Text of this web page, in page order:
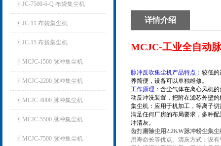
JC-7500-6-Q 布袋集尘机
JC-11 布袋集尘机
JC-15 布袋集尘机
MCJC-1500 脉冲集尘机
MCJC-2200 脉冲集尘机
MCJC-4000 脉冲集尘机
MCJC-5500 脉冲集尘机
MCJC-7500 脉冲集尘机
详情介绍
MCJC-工业全自动
脉冲反吹集尘机产品特点： 较低的
养简便，设备可以单独维修。
工作原理： 含尘气体在离心风机
动反冲洗装置，把附在滤芯外壁
集尘机：应用于机加工，等离子
满足任何厂房的布局要求，多种
冲清灰。
齿打磨除尘用2.2KW脉冲粉尘集尘
用寿命长等优点。清灰方式：设